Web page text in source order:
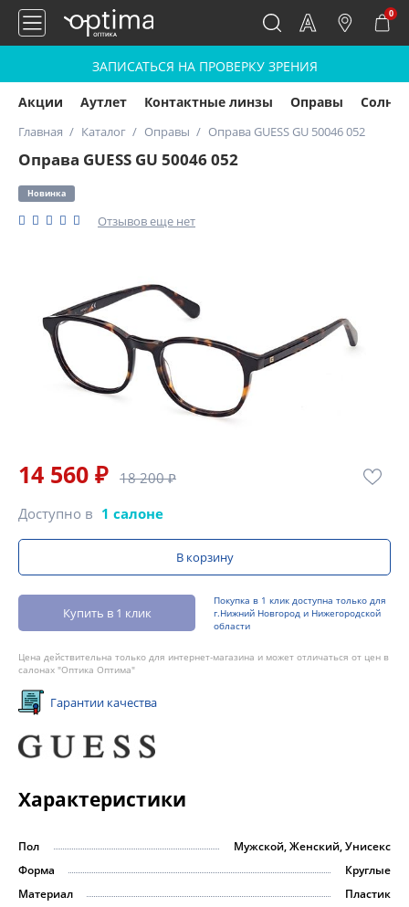
0
ЗАПИСАТЬСЯ НА ПРОВЕРКУ ЗРЕНИЯ
Акции Аутлет Контактные линзы Оправы
Главная Каталог Оправы Оправа GUESS GU 50046 052
Оправа GUESS GU 50046 052
Новинка
Отзывов еще нет
14 560 ₽ 18 200 ₽
Доступно в 1 салоне
В корзину
Купить в 1 клик
Покупка в 1 клик доступна только для
г.Нижний Новгород и Нижегородской
области
Цена действительна только для интернет-магазина и может отличаться от цен в
салонах "Оптика Оптима"
Гарантии качества
Характеристики
Пол
Мужской, Женский, Унисекс
Форма
Круглые
Материал
Пластик